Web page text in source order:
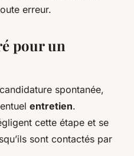
erreur.
pour un
spontanée,
entretien.
cette étape et se
sont contactés par